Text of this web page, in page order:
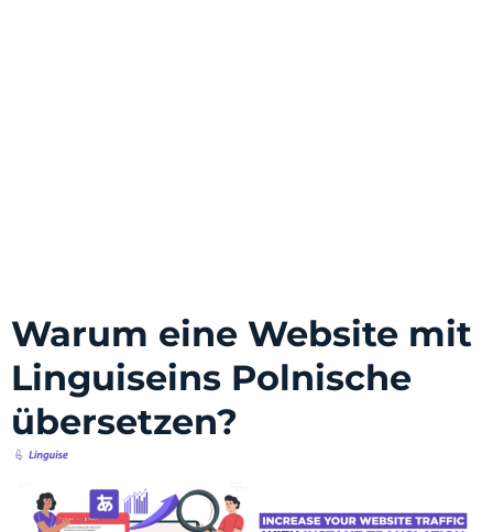
Warum eine Website mit
Linguiseins Polnische
übersetzen?